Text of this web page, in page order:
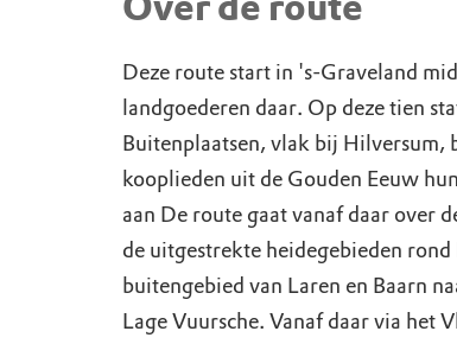
Deze route start in 's-Graveland
landgoederen daar. Op deze tien
Buitenplaatsen, vlak bij Hilversum,
kooplieden uit de Gouden Eeuw
aan De route gaat vanaf daar over
de uitgestrekte heidegebieden
buitengebied van Laren en Baarn
Lage Vuursche. Vanaf daar via het